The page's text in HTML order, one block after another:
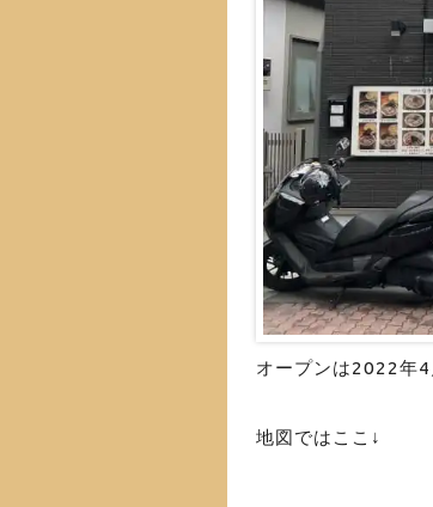
オープンは2022年4
地図ではここ↓